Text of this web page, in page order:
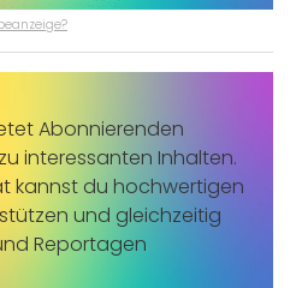
Abonnierenden
interessanten Inhalten.
kannst du hochwertigen
und gleichzeitig
Reportagen